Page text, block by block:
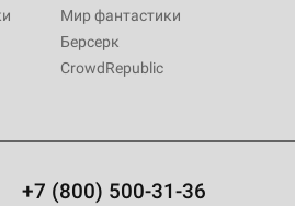
Мир фантастики
Берсерк
CrowdRepublic
+7 (800) 500-31-36